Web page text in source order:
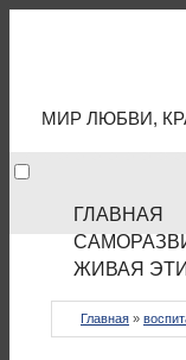
МИР ЛЮБВИ,
ГЛАВНАЯ
ЖИВАЯ
Главная »